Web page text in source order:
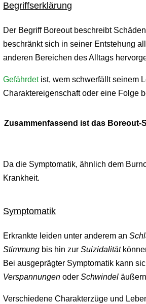
Begriffserklärung
Der Begriff Boreout beschreibt
beschränkt sich in seiner Entstehung
anderen Bereichen des Alltags
Gefährdet ist, wem schwerfällt seinem
Charaktereigenschaft oder eine Folge
Zusammenfassend ist das
Da die Symptomatik, ähnlich dem
Krankheit.
Symptomatik
Erkrankte leiden unter anderem an
Stimmung bis hin zurSuizidalität
Bei ausgeprägter Symptomatik kann
VerspannungenoderSchwindel
Verschiedene Charakterzüge und